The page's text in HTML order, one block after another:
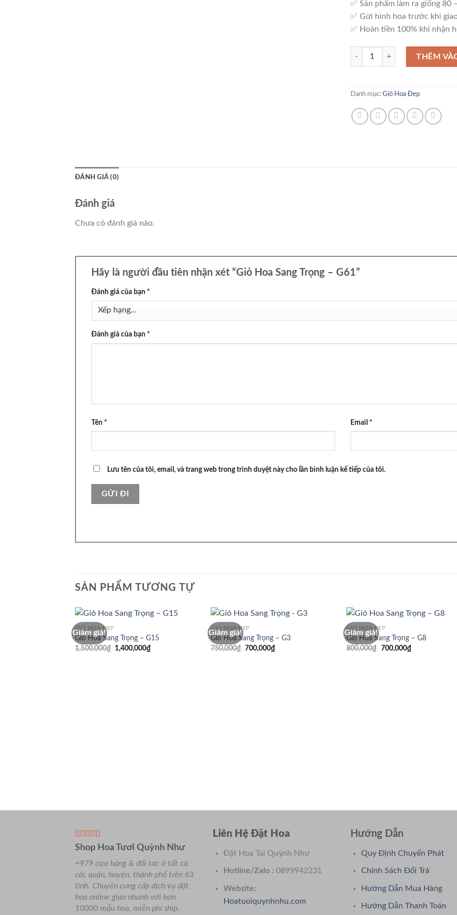
✅ Sản phẩm làm ra giống 80
✅ Gửi hình hoa trước khi
✅ Hoàn tiền 100% khi nhận
Giỏ Hoa Sang Trọng – G61 số lượng
THÊM
Danh mục: Giỏ Hoa Đẹp
ĐÁNH GIÁ (0)
Đánh giá
Chưa có đánh giá nào.
Hãy là người đầu tiên nhận xét “Giỏ Hoa Sang Trọng – G61”
Đánh giá của bạn *
Đánh giá của bạn *
Tên * Email *
Lưu tên của tôi, email, và trang web trong trình duyệt này cho lần bình luận kế tiếp của tôi.
SẢN PHẨM TƯƠNG TỰ
Giảm giá!
GIỎ HOA ĐẸP
Giỏ Hoa Sang Trọng – G15
1,500,000₫
Giá
1,400,000₫
Giảm giá!
GIỎ HOA ĐẸP
Giỏ Hoa Sang Trọng – G3
750,000₫ Giá
700,000₫
Giảm giá!
GIỎ HOA ĐẸP
Giỏ Hoa Sang Trọng – G8
800,000₫ Giá
700,000₫Giá
hiện
Shop Hoa Tươi Quỳnh Như
+979 cửa hàng & đối tác ở tất cả
các quận, huyện, thành phố trên 63
tỉnh. Chuyên cung cấp dịch vụ đặt
hoa online giao nhanh với hơn
10000 mẫu hoa, miễn phí ship.
Liên Hệ Đặt Hoa
Đặt Hoa Tại Quỳnh Như
Hotline/Zalo : 0899942231
Website:
Hoatuoiquynhnhu.com
Hướng Dẫn
Quy Định Chuyển Phát
Chính Sách Đổi Trả
Hướng Dẫn Mua Hàng
Hướng Dẫn Thanh Toán